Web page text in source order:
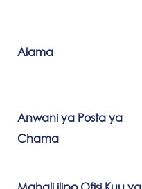
Alama
Anwani ya Posta ya
Chama